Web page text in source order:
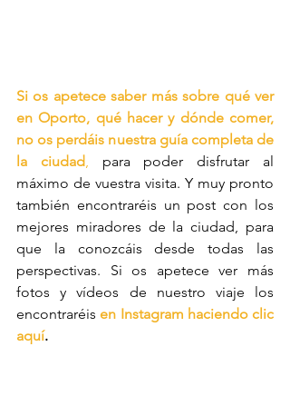
Si os apetece saber más sobre qué ver
en Oporto, qué hacer y dónde comer,
no os perdáis nuestra guía completa de
la ciudad, para poder disfrutar al
máximo de vuestra visita. Y muy pronto
también encontraréis un post con los
mejores miradores de la ciudad, para
que la conozcáis desde todas las
perspectivas. Si os apetece ver más
fotos y vídeos de nuestro viaje los
encontraréis en Instagram haciendo clic
aquí.